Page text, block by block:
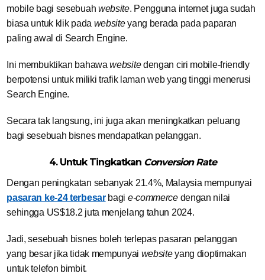
mobile bagi sesebuah website. Pengguna internet juga sudah
biasa untuk klik pada websiteyang berada pada paparan
paling awal di Search Engine.
Ini membuktikan bahawawebsitedengan ciri mobile-friendly
berpotensi untuk miliki trafik laman web yang tinggi menerusi
Search Engine.
Secara tak langsung, ini juga akan meningkatkan peluang
bagi sesebuah bisnes mendapatkan pelanggan.
4. Untuk Tingkatkan Conversion Rate
Dengan peningkatan sebanyak 21.4%, Malaysia mempunyai
pasaran ke-24 terbesarbagi e-commercedengan nilai
sehingga US$18.2 juta menjelang tahun 2024.
Jadi, sesebuah bisnes boleh terlepas pasaran pelanggan
yang besar jika tidak mempunyai websiteyang dioptimakan
untuk telefon bimbit.